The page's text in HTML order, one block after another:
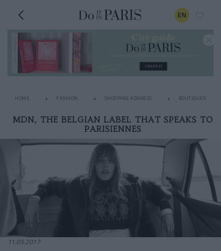
EN
HOME FASHION SHOPPING ADDRESS BOUTIQUES
MDN, THE BELGIAN LABEL THAT SPEAKS TO
PARISIENNES
11.05.2017